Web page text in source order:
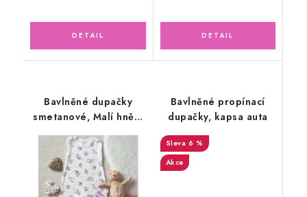
Bavlněné dupačky
smetanové, Malí hnědí
medvídci
Bavlněné propínací
dupačky, kapsa auta
6 %
Akce